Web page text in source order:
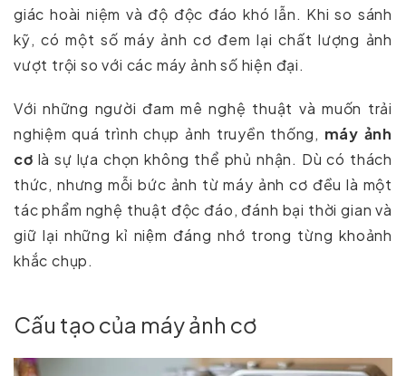
giác hoài niệm và độ độc đáo khó lẫn. Khi so sánh
kỹ, có một số máy ảnh cơ đem lại chất lượng ảnh
vượt trội so với các máy ảnh số hiện đại.
Với những người đam mê nghệ thuật và muốn trải
nghiệm quá trình chụp ảnh truyền thống, máy ảnh
cơ là sự lựa chọn không thể phủ nhận. Dù có thách
thức, nhưng mỗi bức ảnh từ máy ảnh cơ đều là một
tác phẩm nghệ thuật độc đáo, đánh bại thời gian và
giữ lại những kỉ niệm đáng nhớ trong từng khoảnh
khắc chụp.
Cấu tạo của máy ảnh cơ